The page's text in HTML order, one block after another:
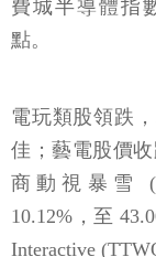
費城半導體指
點。
電玩類股領跌
佳；藝電股價
商動視暴雪
10.12%，至
Interactive